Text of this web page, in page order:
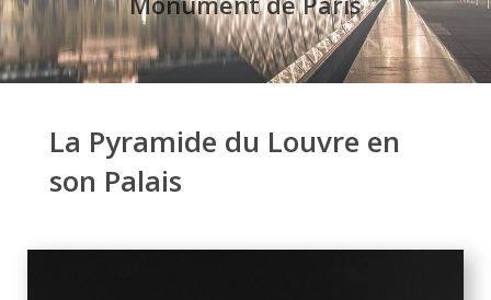
La Pyramide du Louvre en
son Palais